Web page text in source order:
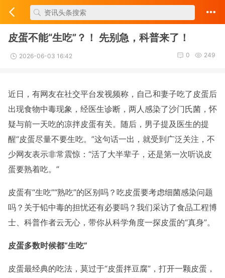
皮蛋不能“生吃”？！ 先别急，科普来了！
2026-06-03 16:42 249
0
近日，有网友在社交平台发视频称，自己和妻子吃了皮蛋后
出现食物中毒现象，经医生诊断，两人感染了沙门氏菌，怀
疑与前一天吃的凉拌皮蛋有关。随后，男子提及医生的提
醒“皮蛋尽量不要生吃。”这句话一出，就受到广泛关注，不
少网友表示非常震惊：“活了大半辈子，还是第一次听说皮
蛋要熟着吃。”
皮蛋有“生吃”“熟吃”的区别吗？吃皮蛋要考虑细菌感染问题
吗？关于铅中毒的担忧还有必要吗？我们采访了食品工程博
士、科普作者云无心，带你从科学角度一探皮蛋的“真身”。
皮蛋多数时候都“生吃”
皮蛋最经典的吃法，莫过于“皮蛋拌豆腐”，打开一颗皮蛋，